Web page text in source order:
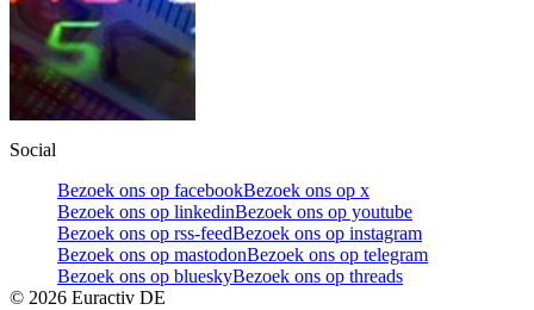
Social
Bezoek ons op facebookBezoek ons op x
Bezoek ons op linkedinBezoek ons op youtube
Bezoek ons op rss-feedBezoek ons op instagram
Bezoek ons op mastodonBezoek ons op telegram
Bezoek ons op blueskyBezoek ons op threads
© 2026 Euractiv DE